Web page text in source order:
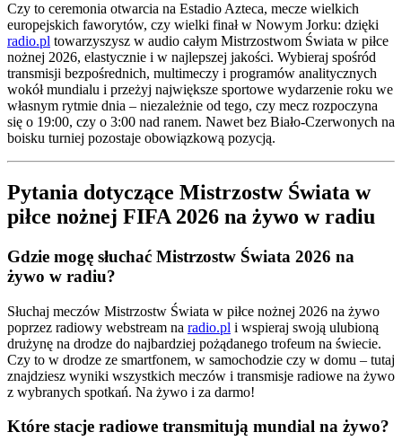
Czy to ceremonia otwarcia na Estadio Azteca, mecze wielkich
europejskich faworytów, czy wielki finał w Nowym Jorku: dzięki
radio.pl towarzyszysz w audio całym Mistrzostwom Świata w piłce
nożnej 2026, elastycznie i w najlepszej jakości. Wybieraj spośród
transmisji bezpośrednich, multimeczy i programów analitycznych
wokół mundialu i przeżyj największe sportowe wydarzenie roku we
własnym rytmie dnia – niezależnie od tego, czy mecz rozpoczyna
się o 19:00, czy o 3:00 nad ranem. Nawet bez Biało-Czerwonych na
boisku turniej pozostaje obowiązkową pozycją.
Pytania dotyczące Mistrzostw Świata w
piłce nożnej FIFA 2026 na żywo w radiu
Gdzie mogę słuchać Mistrzostw Świata 2026 na
żywo w radiu?
Słuchaj meczów Mistrzostw Świata w piłce nożnej 2026 na żywo
poprzez radiowy webstream na radio.pl i wspieraj swoją ulubioną
drużynę na drodze do najbardziej pożądanego trofeum na świecie.
Czy to w drodze ze smartfonem, w samochodzie czy w domu – tutaj
znajdziesz wyniki wszystkich meczów i transmisje radiowe na żywo
z wybranych spotkań. Na żywo i za darmo!
Które stacje radiowe transmitują mundial na żywo?